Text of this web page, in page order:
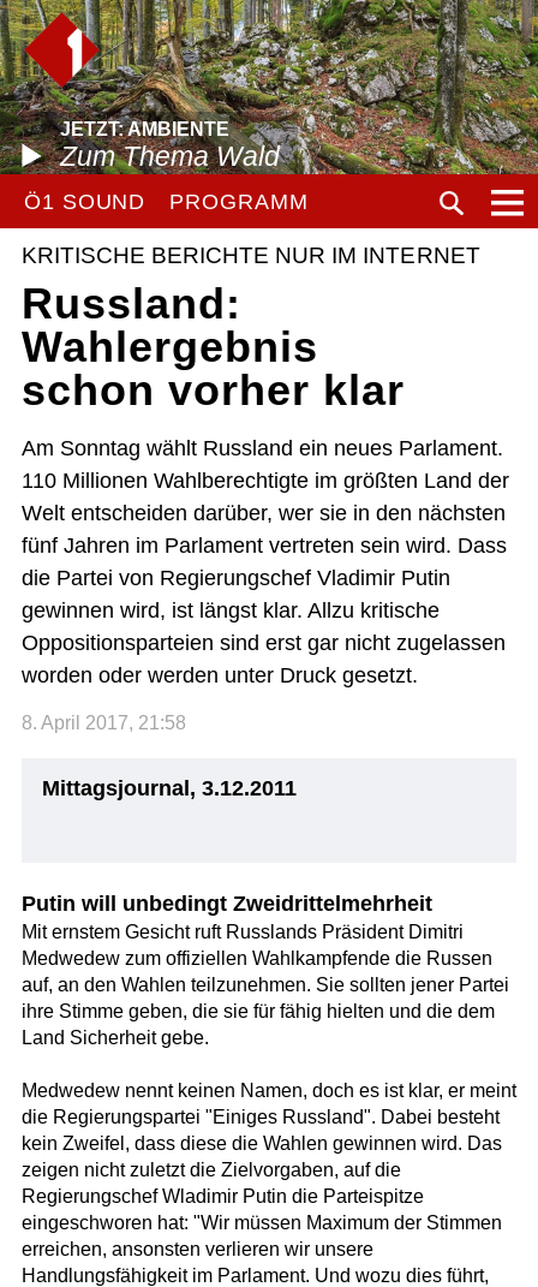
JETZT: AMBIENTE
Zum Thema Wald
Ö1 SOUND PROGRAMM
KRITISCHE BERICHTE NUR IM INTERNET
Russland:
Wahlergebnis
schon vorher klar
Am Sonntag wählt Russland ein neues Parlament.
110 Millionen Wahlberechtigte im größten Land der
Welt entscheiden darüber, wer sie in den nächsten
fünf Jahren im Parlament vertreten sein wird. Dass
die Partei von Regierungschef Vladimir Putin
gewinnen wird, ist längst klar. Allzu kritische
Oppositionsparteien sind erst gar nicht zugelassen
worden oder werden unter Druck gesetzt.
8. April 2017, 21:58
Mittagsjournal, 3.12.2011
Putin will unbedingt Zweidrittelmehrheit
Mit ernstem Gesicht ruft Russlands Präsident Dimitri
Medwedew zum offiziellen Wahlkampfende die Russen
auf, an den Wahlen teilzunehmen. Sie sollten jener Partei
ihre Stimme geben, die sie für fähig hielten und die dem
Land Sicherheit gebe.
Medwedew nennt keinen Namen, doch es ist klar, er meint
die Regierungspartei "Einiges Russland". Dabei besteht
kein Zweifel, dass diese die Wahlen gewinnen wird. Das
zeigen nicht zuletzt die Zielvorgaben, auf die
Regierungschef Wladimir Putin die Parteispitze
eingeschworen hat: "Wir müssen Maximum der Stimmen
erreichen, ansonsten verlieren wir unsere
Handlungsfähigkeit im Parlament. Und wozu dies führt,